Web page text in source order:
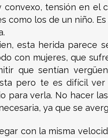
convexo, tensión en el
como los de un niño.
esta herida parece
con mujeres, que
que sentían
pero te es difícil
para verla. No hacer
ya que se
con la misma